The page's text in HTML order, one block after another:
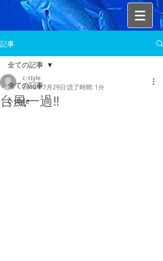
記事
全ての記事
c-style
全ての記事
台風一過‼
c-style
2018年7月29日 読了時間: 1分